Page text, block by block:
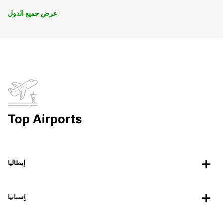
عرض جميع الدول
Top Airports
إيطاليا
إسبانيا